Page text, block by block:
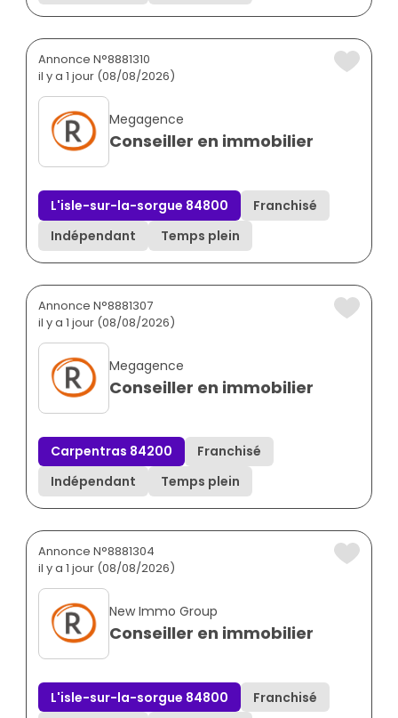
Annonce N°8881310
il y a 1 jour (08/08/2026)
Megagence
Conseiller en immobilier
L'isle-sur-la-sorgue 84800
Franchisé
Indépendant
Temps plein
Annonce N°8881307
il y a 1 jour (08/08/2026)
Megagence
Conseiller en immobilier
Carpentras 84200
Franchisé
Indépendant
Temps plein
Annonce N°8881304
il y a 1 jour (08/08/2026)
New Immo Group
Conseiller en immobilier
L'isle-sur-la-sorgue 84800 Franchisé